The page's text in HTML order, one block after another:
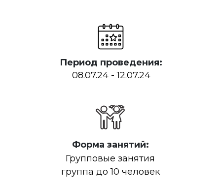
Форма занятий:
Групповые занятия
группа до 10 человек
Период проведения:
08.07.24 - 12.07.24